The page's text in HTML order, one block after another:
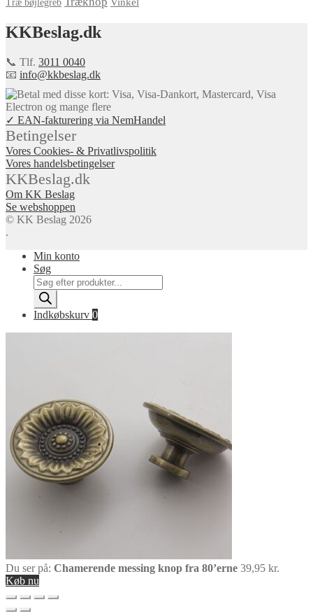
Træ bøjlegreb
KKBeslag.dk
📞 Tlf. 3011 0040
📧 info@kkbeslag.dk
✓ EAN-fakturering via NemHandel
Betingelser
Vores Cookies- & Privatlivspolitik
Vores handelsbetingelser
KKBeslag.dk
Om KK Beslag
Se webshoppen
© KK Beslag 2026
.
Min konto
Søg
Products
search
Indkøbskurv 0
Du ser på: Chamerende messing knop fra 80’erne 39,95 kr.
Køb nu